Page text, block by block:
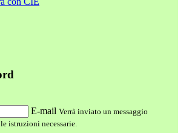
E-mail Verrà inviato un messaggio
istruzioni necessarie.